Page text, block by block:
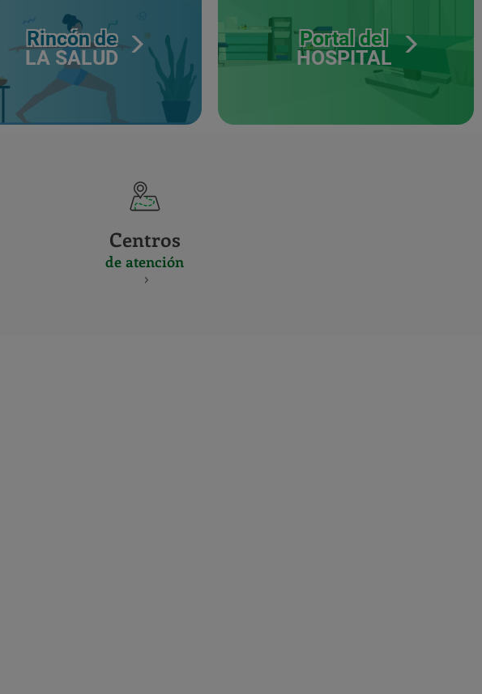
Rincón de
LA SALUD
Portal del
HOSPITAL
Centros
de atención